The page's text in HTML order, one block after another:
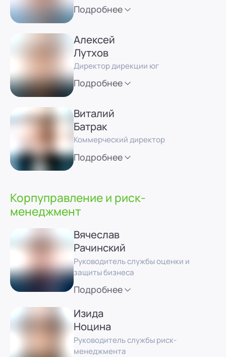
Подробнее
Алексей
Лутхов
Директор дирекции юг
Подробнее
Виталий
Батрак
Коммерческий директор
Подробнее
Корпуправление и риск-
менеджмент
Вячеслав
Рачинский
Руководитель службы оценки и
защиты бизнеса
Подробнее
Изида
Ноцина
Руководитель службы риск-
менеджмента